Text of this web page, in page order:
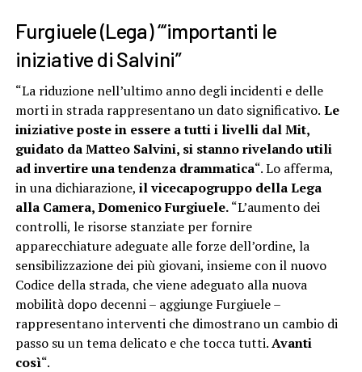
Furgiuele (Lega) “‘importanti le
iniziative di Salvini”
“La riduzione nell’ultimo anno degli incidenti e delle
morti in strada rappresentano un dato significativo. Le
iniziative poste in essere a tutti i livelli dal Mit,
guidato da Matteo Salvini, si stanno rivelando utili
ad invertire una tendenza drammatica“. Lo afferma,
in una dichiarazione, il vicecapogruppo della Lega
alla Camera, Domenico Furgiuele.“L’aumento dei
controlli, le risorse stanziate per fornire
apparecchiature adeguate alle forze dell’ordine, la
sensibilizzazione dei più giovani, insieme con il nuovo
Codice della strada, che viene adeguato alla nuova
mobilità dopo decenni – aggiunge Furgiuele –
rappresentano interventi che dimostrano un cambio di
passo su un tema delicato e che tocca tutti.Avanti
così“.